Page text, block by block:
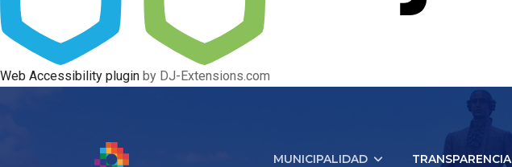
Web Accessibility plugin by DJ-Extensions.com
MUNICIPALIDAD TRANSPARENCIA